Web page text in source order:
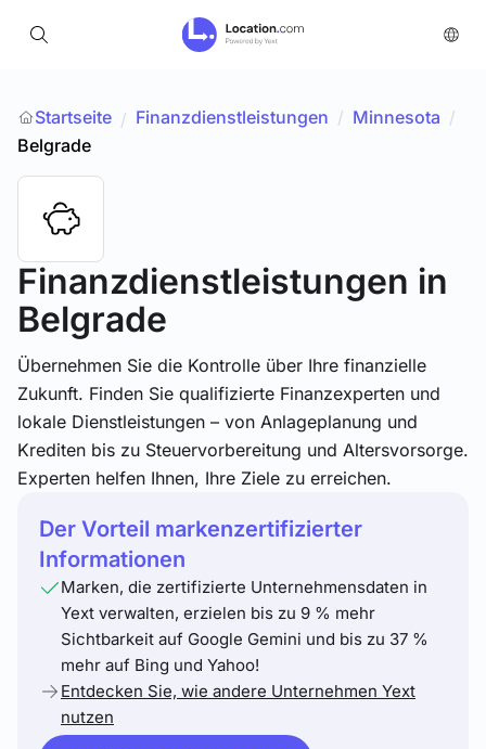
Startseite / Finanzdienstleistungen / Minnesota /
Belgrade
Finanzdienstleistungen in
Belgrade
Übernehmen Sie die Kontrolle über Ihre finanzielle
Zukunft. Finden Sie qualifizierte Finanzexperten und
lokale Dienstleistungen – von Anlageplanung und
Krediten bis zu Steuervorbereitung und Altersvorsorge.
Experten helfen Ihnen, Ihre Ziele zu erreichen.
Der Vorteil markenzertifizierter
Informationen
Marken, die zertifizierte Unternehmensdaten in
Yext verwalten, erzielen bis zu 9 % mehr
Sichtbarkeit auf Google Gemini und bis zu 37 %
mehr auf Bing und Yahoo!
Entdecken Sie, wie andere Unternehmen Yext
nutzen